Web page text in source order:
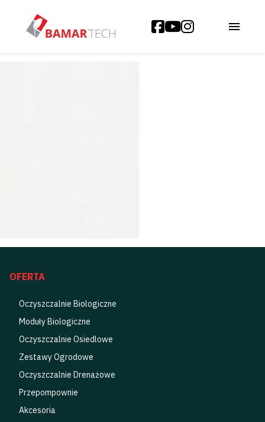
OFERTA
Oczyszczalnie Biologiczne
Moduły Biologiczne
Oczyszczalnie Osiedlowe
Zestawy Ogrodowe
Oczyszczalnie Drenażowe
Przepompownie
Akcesoria